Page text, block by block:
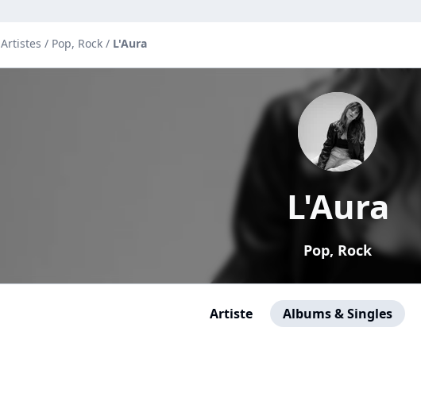
Artistes / Pop, Rock / L'Aura
L'Aura
Pop, Rock
Artiste Albums & Singles